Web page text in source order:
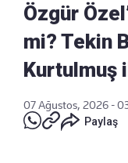
Özgür
mi? Tekin
Kurtulmuş
07 Ağustos, 2026 -
Paylaş